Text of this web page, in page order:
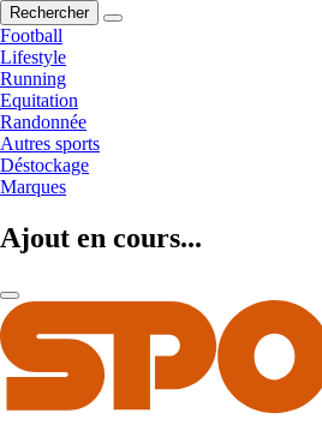
Rechercher
Football
Lifestyle
Running
Equitation
Randonnée
Autres sports
Déstockage
Marques
Ajout en cours...